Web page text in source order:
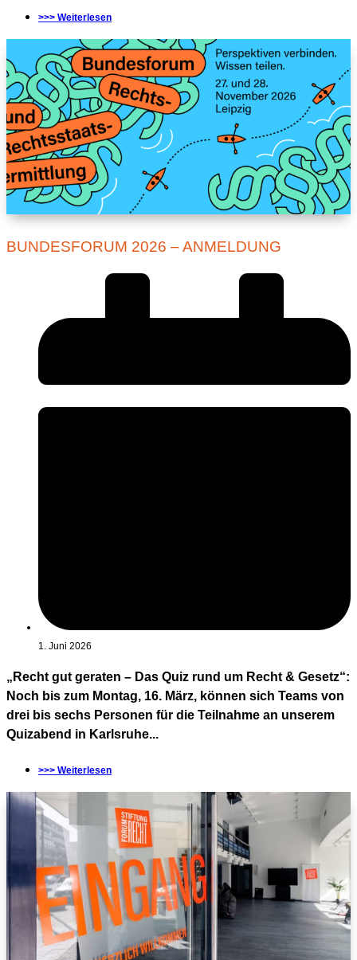
>>> Weiterlesen
BUNDESFORUM 2026 – ANMELDUNG
1. Juni 2026
„Recht gut geraten – Das Quiz rund um Recht & Gesetz“:
Noch bis zum Montag, 16. März, können sich Teams von
drei bis sechs Personen für die Teilnahme an unserem
Quizabend in Karlsruhe...
>>> Weiterlesen